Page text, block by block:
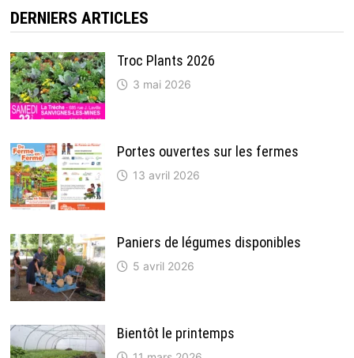
DERNIERS ARTICLES
Troc Plants 2026
3 mai 2026
Portes ouvertes sur les fermes
13 avril 2026
Paniers de légumes disponibles
5 avril 2026
Bientôt le printemps